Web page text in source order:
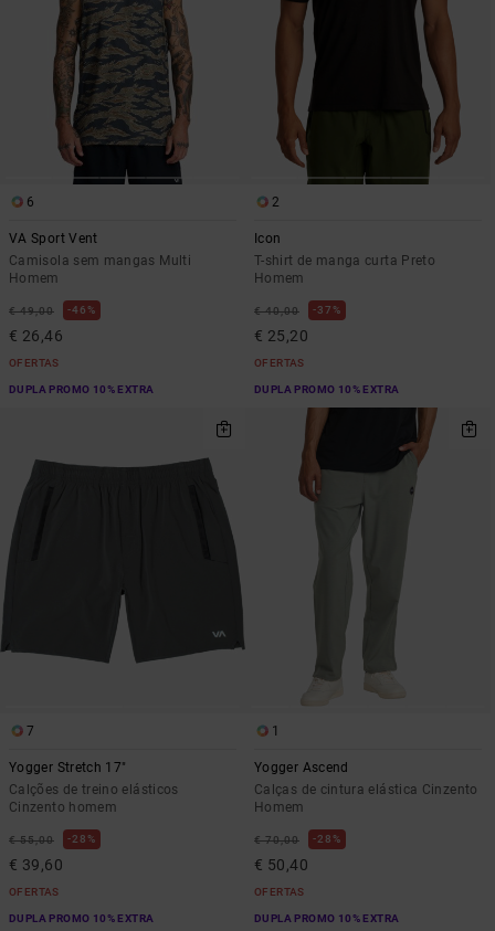
6
VA Sport Vent
Camisola sem mangas Multi
Homem
€ 49,00 46%
€ 26,46
OFERTAS
DUPLA PROMO 10% EXTRA
2
Icon
T-shirt de manga curta Preto
Homem
€ 40,00 37%
€ 25,20
OFERTAS
DUPLA PROMO 10% EXTRA
7
Yogger Stretch 17"
Calções de treino elásticos
Cinzento homem
€ 55,00 28%
€ 39,60
OFERTAS
DUPLA PROMO 10% EXTRA
1
Yogger Ascend
Calças de cintura elástica Cinzento
Homem
€ 70,00 28%
€ 50,40
OFERTAS
DUPLA PROMO 10% EXTRA